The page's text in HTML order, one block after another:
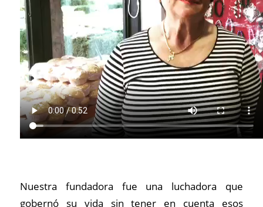
Nuestra fundadora fue una luchadora que
gobernó su vida sin tener en cuenta esos